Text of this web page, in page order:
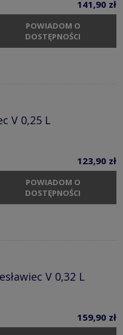
141,90 zł
POWIADOM O
DOSTĘPNOŚCI
V 0,25 L
123,90 zł
POWIADOM O
DOSTĘPNOŚCI
V 0,32 L
159,90 zł